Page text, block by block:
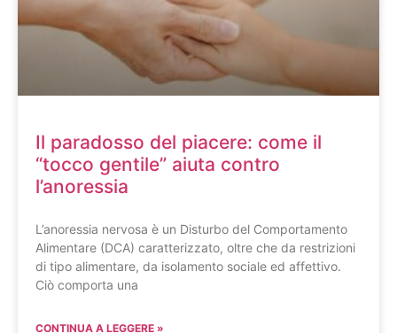
Il paradosso del piacere: come il
“tocco gentile” aiuta contro
l’anoressia
L’anoressia nervosa è un Disturbo del Comportamento
Alimentare (DCA) caratterizzato, oltre che da restrizioni
di tipo alimentare, da isolamento sociale ed affettivo.
Ciò comporta una
CONTINUA A LEGGERE »